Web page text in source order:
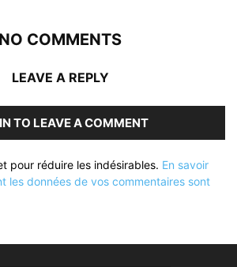
NO COMMENTS
LEAVE A REPLY
TO LEAVE A COMMENT
pour réduire les indésirables. En savoir
les données de vos commentaires sont